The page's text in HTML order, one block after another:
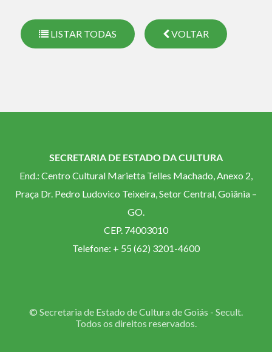
LISTAR TODAS VOLTAR
SECRETARIA DE ESTADO DA CULTURA
End.: Centro Cultural Marietta Telles Machado, Anexo 2,
Praça Dr. Pedro Ludovico Teixeira, Setor Central, Goiânia –
GO.
CEP. 74003010
Telefone: + 55 (62) 3201-4600
© Secretaria de Estado de Cultura de Goiás - Secult.
Todos os direitos reservados.